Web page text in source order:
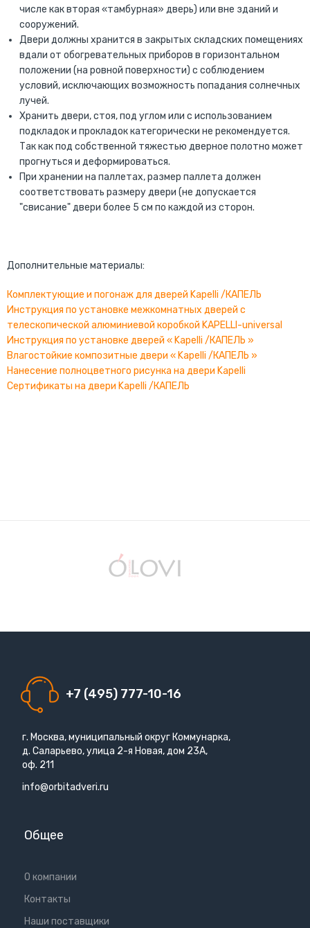
числе как вторая «тамбурная» дверь) или вне зданий и
сооружений.
Двери должны хранится в закрытых складских помещениях
вдали от обогревательных приборов в горизонтальном
положении (на ровной поверхности) с соблюдением
условий, исключающих возможность попадания солнечных
лучей.
Хранить двери, стоя, под углом или с использованием
подкладок и прокладок категорически не рекомендуется.
Так как под собственной тяжестью дверное полотно может
прогнуться и деформироваться.
При хранении на паллетах, размер паллета должен
соответствовать размеру двери (не допускается
"свисание" двери более 5 см по каждой из сторон.
Дополнительные материалы:
Комплектующие и погонаж для дверей Kapelli /КАПЕЛЬ
Инструкция по установке межкомнатных дверей с
телескопической алюминиевой коробкой KAPELLI-universal
Инструкция по установке дверей « Kapelli /КАПЕЛЬ »
Влагостойкие композитные двери « Kapelli /КАПЕЛЬ »
Нанесение полноцветного рисунка на двери Kapelli
Сертификаты на двери Kapelli /КАПЕЛЬ
+7 (495) 777-10-16
г. Москва, муниципальный округ Коммунарка,
д. Саларьево, улица 2-я Новая, дом 23А,
оф. 211
info@orbitadveri.ru
Общее
О компании
Контакты
Наши поставщики